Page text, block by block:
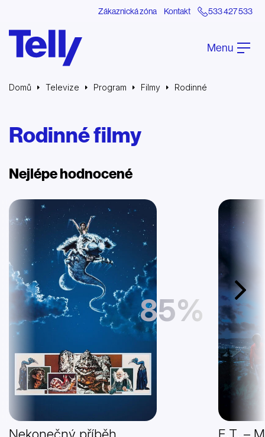
Zákaznická zóna Kontakt 533 427 533
Menu
Domů Televize Program Filmy Rodinné
Rodinné filmy
Nejlépe hodnocené
Další
85%